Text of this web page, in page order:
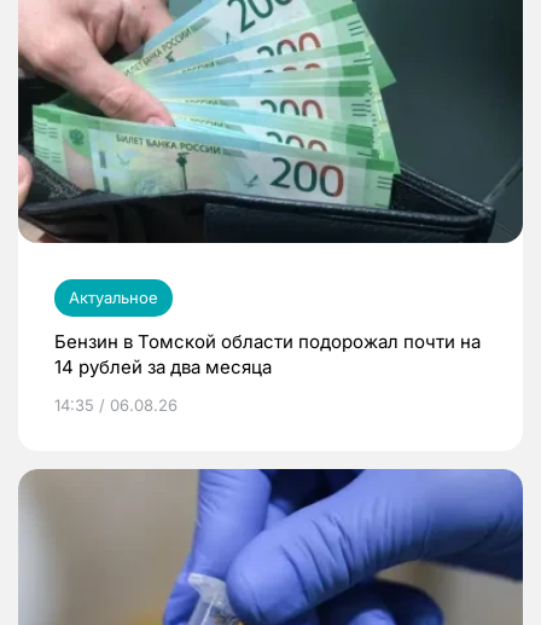
Актуальное
Бензин в Томской области подорожал почти на
14 рублей за два месяца
14:35 / 06.08.26